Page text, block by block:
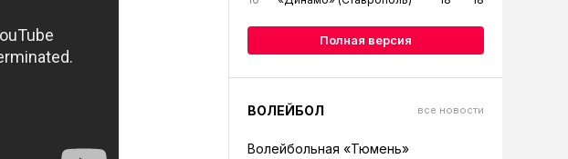
Полная версия
ВОЛЕЙБОЛ все новости
Волейбольная «Тюмень»